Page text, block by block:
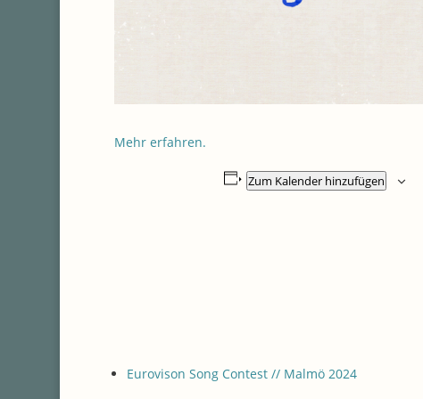
Mehr erfahren.
Zum Kalender hinzufügen
Eurovison Song Contest // Malmö 2024